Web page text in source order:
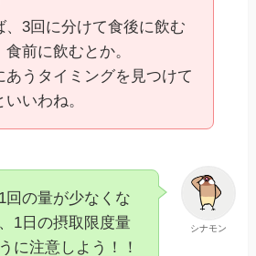
、3回に分けて食後に飲む
食前に飲むとか。
あうタイミングを見つけて
いいわね。
シナモン
回の量が少なくな
1日の摂取限度量
に注意しよう！！